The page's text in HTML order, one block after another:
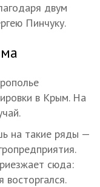
двум
Пинчуку.
в Крым. На
на такие ряды —
сюда:
восторгался.